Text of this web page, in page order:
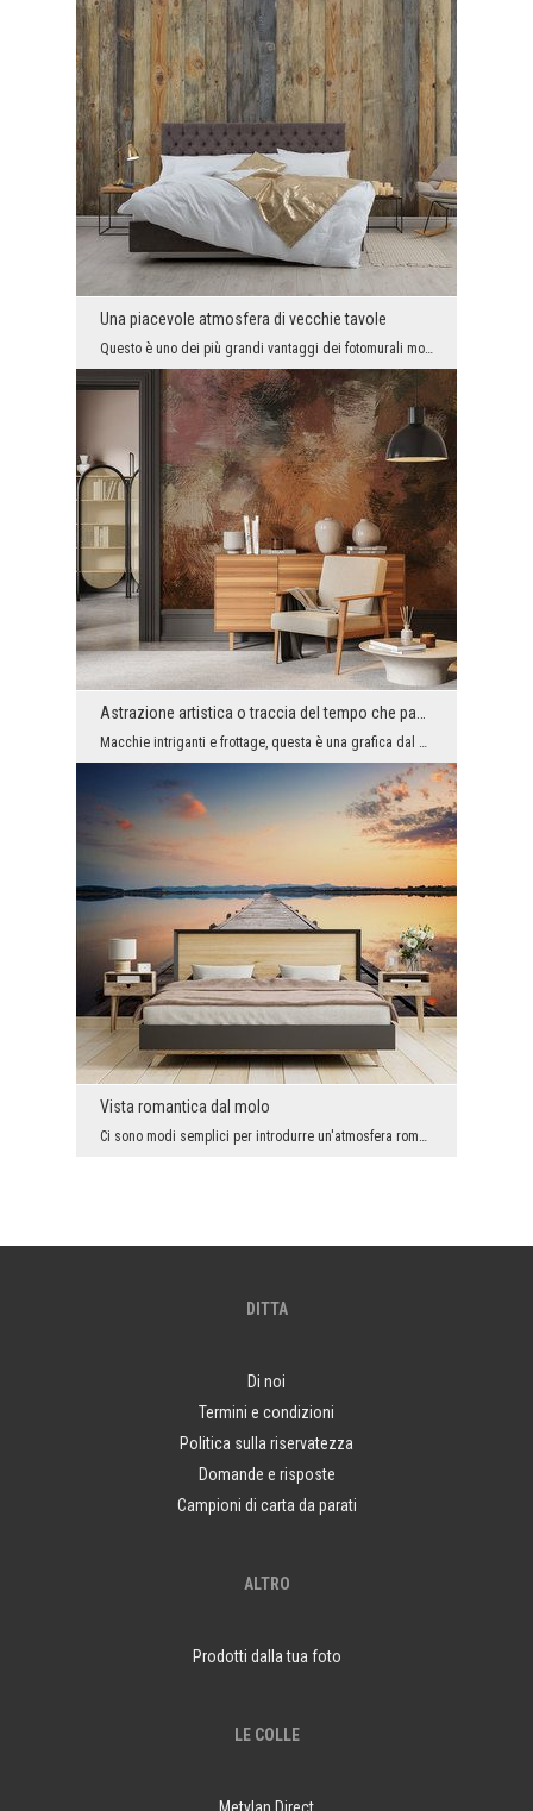
Una piacevole atmosfera di vecchie tavole
Questo è uno dei più grandi vantaggi dei fotomurali moderni. Grazie a loro, puoi avere, per esemp...
Astrazione artistica o traccia del tempo che passa?
Macchie intriganti e frottage, questa è una grafica dal carattere artistico, ma anche molto moder...
Vista romantica dal molo
Ci sono modi semplici per introdurre un'atmosfera romantica negli interni, e questa bella grafica...
DITTA
Di noi
Termini e condizioni
Politica sulla riservatezza
Domande e risposte
Campioni di carta da parati
ALTRO
Prodotti dalla tua foto
LE COLLE